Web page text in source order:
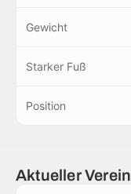
Gewicht
Starker Fuß
Position
Aktueller Verein